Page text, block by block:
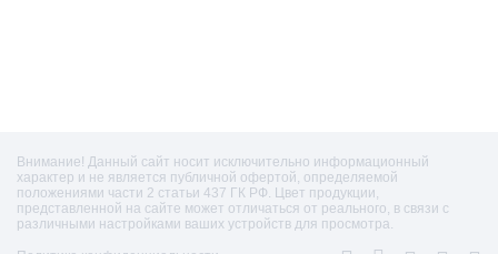
Внимание! Данный сайт носит исключительно информационный
характер и не является публичной офертой, определяемой
положениями части 2 статьи 437 ГК РФ. Цвет продукции,
представленной на сайте может отличаться от реального, в связи с
различными настройками ваших устройств для просмотра.